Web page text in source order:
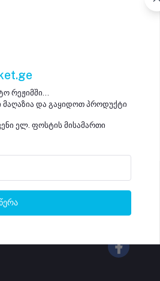
მხარდაჭერის პოლიტიკა
რეჟიმში...
და გაყიდოთ პროდუქტი
ელ. ფოსტის მისამართი